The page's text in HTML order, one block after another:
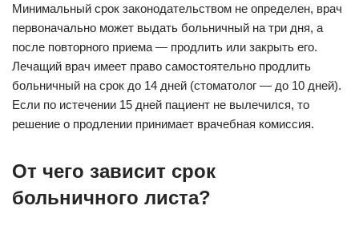
Минимальный срок законодательством не определен, врач
первоначально может выдать больничный на три дня, а
после повторного приема — продлить или закрыть его.
Лечащий врач имеет право самостоятельно продлить
больничный на срок до 14 дней (стоматолог — до 10 дней).
Если по истечении 15 дней пациент не вылечился, то
решение о продлении принимает врачебная комиссия.
От чего зависит срок
больничного листа?